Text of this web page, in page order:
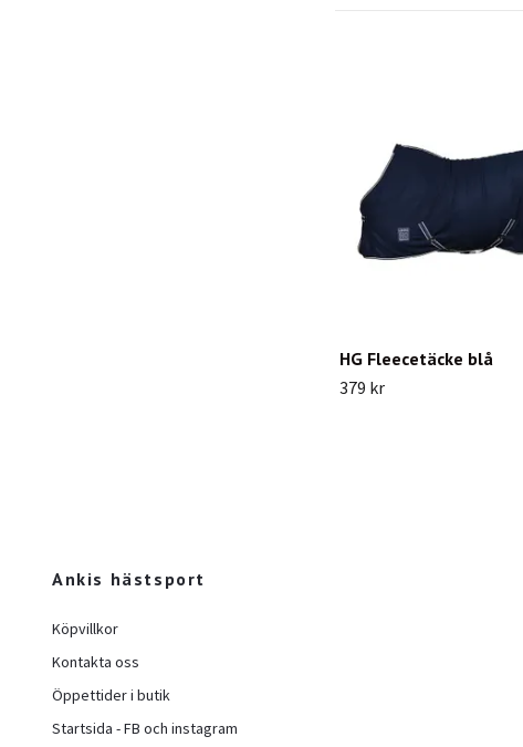
HG Fleecetäcke blå
379 kr
Ankis hästsport
Köpvillkor
Kontakta oss
Öppettider i butik
Startsida - FB och instagram